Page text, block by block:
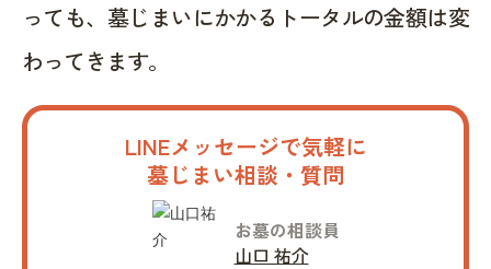
っても、墓じまいにかかるトータルの金額は変
わってきます。
LINEメッセージで気軽に
墓じまい相談・質問
お墓の相談員
山口 祐介